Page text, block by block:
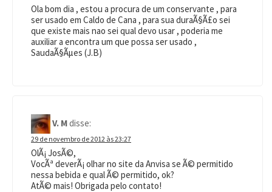
Ola bom dia , estou a procura de um conservante , para
ser usado em Caldo de Cana , para sua duraÃ§Ã£o sei
que existe mais nao sei qual devo usar , poderia me
auxiliar a encontra um que possa ser usado ,
SaudaÃ§Ãµes (J.B)
V. Mdisse:
29 de novembro de 2012 às 23:27
OlÃ¡ JosÃ©,
VocÃª deverÃ¡ olhar no site da Anvisa se Ã© permitido
nessa bebida e qual Ã© permitido, ok?
AtÃ© mais! Obrigada pelo contato!